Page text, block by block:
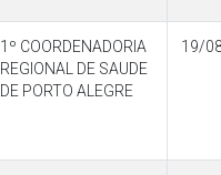
1º COORDENADORIA
REGIONAL DE SAUDE
DE PORTO ALEGRE
19/